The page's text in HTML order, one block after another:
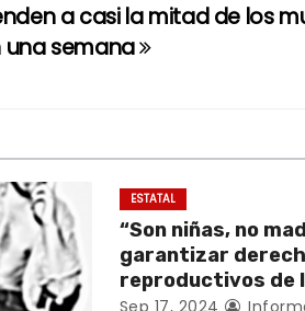
a casi la mitad de los
una semana
ESTATAL
“Son niñas, no
garantizar
reproductivos de
Sep 17, 2024